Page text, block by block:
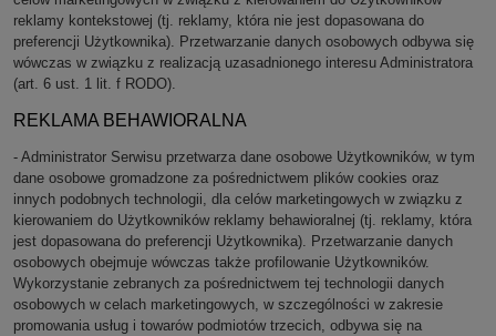
reklamy kontekstowej (tj. reklamy, która nie jest dopasowana do
preferencji Użytkownika). Przetwarzanie danych osobowych odbywa się
wówczas w związku z realizacją uzasadnionego interesu Administratora
(art. 6 ust. 1 lit. f RODO).
REKLAMA BEHAWIORALNA
- Administrator Serwisu przetwarza dane osobowe Użytkowników, w tym
dane osobowe gromadzone za pośrednictwem plików cookies oraz
innych podobnych technologii, dla celów marketingowych w związku z
kierowaniem do Użytkowników reklamy behawioralnej (tj. reklamy, która
jest dopasowana do preferencji Użytkownika). Przetwarzanie danych
osobowych obejmuje wówczas także profilowanie Użytkowników.
Wykorzystanie zebranych za pośrednictwem tej technologii danych
osobowych w celach marketingowych, w szczególności w zakresie
promowania usług i towarów podmiotów trzecich, odbywa się na